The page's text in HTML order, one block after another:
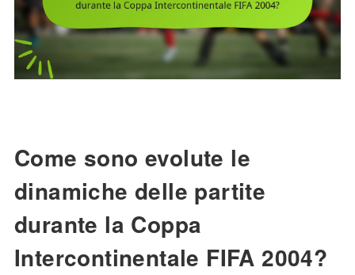
Come sono evolute le
dinamiche delle partite
durante la Coppa
Intercontinentale FIFA 2004?